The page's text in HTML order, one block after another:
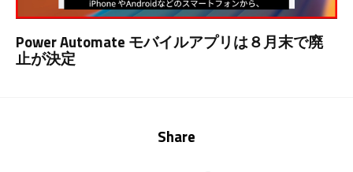
Power Automate モバイルアプリは８月末で廃
止が決定
Share